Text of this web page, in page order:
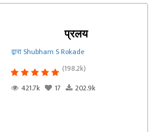
प्रलय
द्वारा Shubham S Rokade
(198.2k)
421.7k
17 202.9k